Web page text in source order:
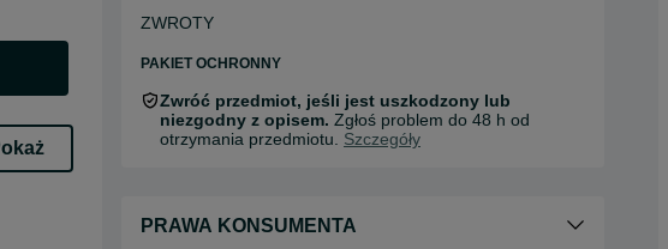
ZWROTY
PAKIET OCHRONNY
Zwróć przedmiot, jeśli jest uszkodzony lub
niezgodny z opisem. Zgłoś problem do 48 h od
otrzymania przedmiotu. Szczegóły
PRAWA KONSUMENTA